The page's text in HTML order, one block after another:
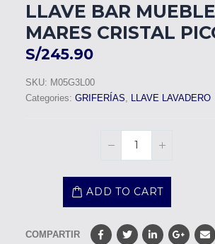
LLAVE BAR MUEBLE
MARES CRISTAL
S/245.90
SKU: M05G3L00
Categories: GRIFERÍAS, LLAVE LAVADERO
ADD TO CART
COMPARTIR